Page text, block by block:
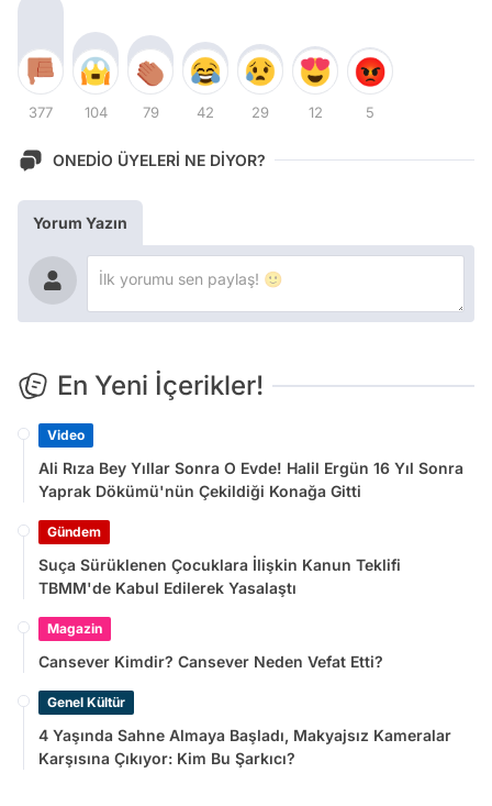
377 104 79 42 29 12 5
ONEDİO ÜYELERİ NE DİYOR?
Yorum Yazın
En Yeni İçerikler!
Video
Ali Rıza Bey Yıllar Sonra O Evde! Halil Ergün 16 Yıl Sonra
Yaprak Dökümü'nün Çekildiği Konağa Gitti
Gündem
Suça Sürüklenen Çocuklara İlişkin Kanun Teklifi
TBMM'de Kabul Edilerek Yasalaştı
Magazin
Cansever Kimdir? Cansever Neden Vefat Etti?
Genel Kültür
4 Yaşında Sahne Almaya Başladı, Makyajsız Kameralar
Karşısına Çıkıyor: Kim Bu Şarkıcı?